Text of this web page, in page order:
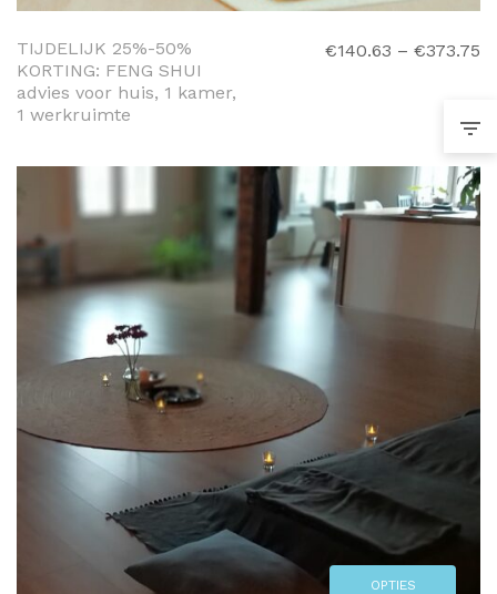
SELECTEREN
TIJDELIJK 25%-50%
KORTING: FENG SHUI
advies voor huis, 1 kamer,
1 werkruimte
€140.63 – €373.75
OPTIES